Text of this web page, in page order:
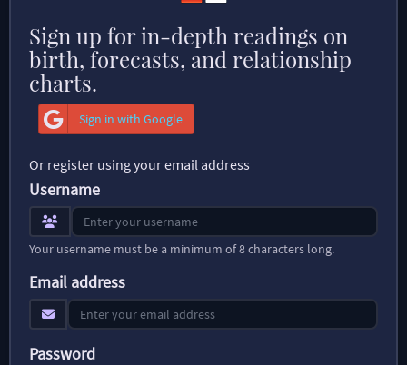
Sign up for in-depth readings on
birth, forecasts, and relationship
charts.
Sign in with Google
Or register using your email address
Username
Your username must be a minimum of 8 characters long.
Email address
Password